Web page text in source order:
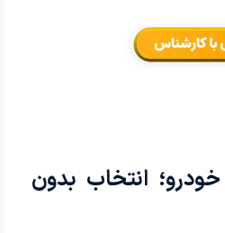
خودرو؛ انتخاب بدون